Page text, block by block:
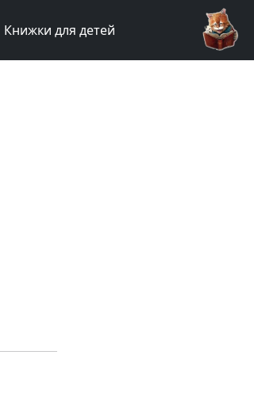
Книжки для детей